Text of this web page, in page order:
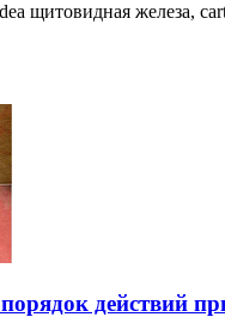
щитовидная железа,
действий